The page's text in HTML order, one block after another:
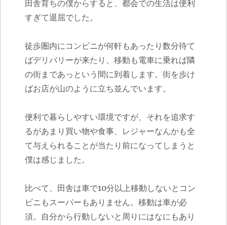
田舎育ちの僕からすると、都会での生活は便利
すぎて退屈でした。
徒歩圏内にコンビニが何軒もあったり数分待て
ばデリバリーが来たり、移動も電車に乗れば隣
の街まであっという間に到着します。街を歩け
ばお店が山のように立ち並んでいます。
便利で暮らしやすい環境ですが、それを追求す
るがあまり買い物や食事、レジャーなんかも全
て与えられることが当たり前になってしまうと
僕は感じました。
比べて、田舎は車で10分以上移動しないとコン
ビニもスーパーもありません。移動は車が必
須。自分から行動しないと周りにはなにもあり